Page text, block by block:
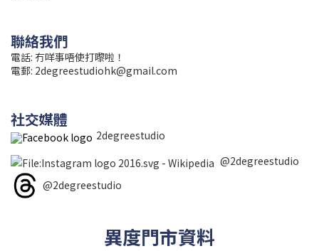
聯絡我們
電話: 冇咩事唔使打嚟啦！
電郵: 2degreestudiohk@gmail.com
社交媒體
2degreestudio
@2degreestudio
@2degreestudio
異度門市資料